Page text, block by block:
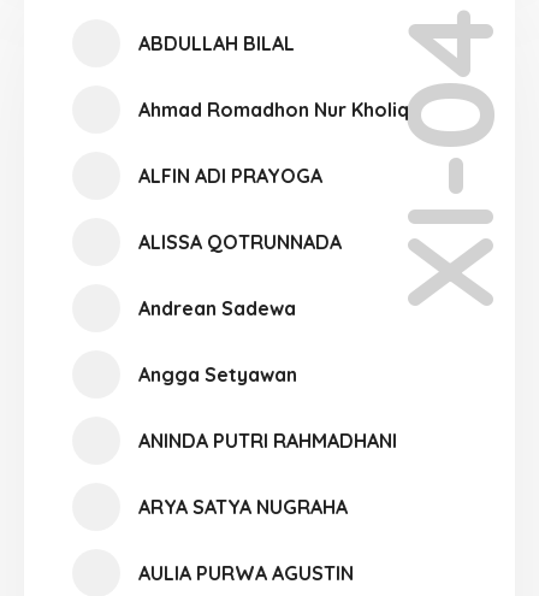
XI-04
ABDULLAH BILAL
Ahmad Romadhon Nur Kholiq
ALFIN ADI PRAYOGA
ALISSA QOTRUNNADA
Andrean Sadewa
Angga Setyawan
ANINDA PUTRI RAHMADHANI
ARYA SATYA NUGRAHA
AULIA PURWA AGUSTIN